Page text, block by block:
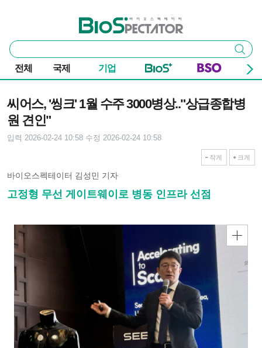
바이오스펙테이터
통
합
검
색
검색
전체 국제 기업
씨어스, '씽크' 1월 수주 3000병상.."상급종합병
원 견인"
입력 2026-02-24 10:58 수정 2026-02-24 10:58
작게 크게
바이오스펙테이터 김성민 기자
고정형 무선 게이트웨이로 병동 인프라 선점